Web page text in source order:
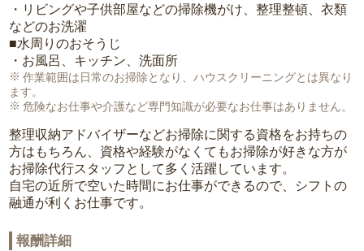
・リビングや子供部屋などの掃除機がけ、整理整頓、衣類
などのお洗濯
■水周りのおそうじ
・お風呂、キッチン、洗面所
作業範囲は日常のお掃除となり、ハウスクリーニングとは異なり
ます。
危険なお仕事や介護など専門知識が必要なお仕事はありません。
整理収納アドバイザーなどお掃除に関する資格をお持ちの
方はもちろん、資格や経験がなくてもお掃除が好きな方が
お掃除代行スタッフとして多く活躍しています。
自宅の近所で空いた時間にお仕事ができるので、シフトの
融通が利くお仕事です。
報酬詳細